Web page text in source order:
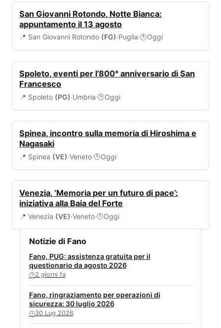
San Giovanni Rotondo, Notte Bianca:
appuntamento il 13 agosto
📍 San Giovanni Rotondo (FG)·Puglia·🕒Oggi
Spoleto, eventi per l’800° anniversario di San
Francesco
📍 Spoleto (PG)·Umbria·🕒Oggi
Spinea, incontro sulla memoria di Hiroshima e
Nagasaki
📍 Spinea (VE)·Veneto·🕒Oggi
Venezia, ‘Memoria per un futuro di pace’:
iniziativa alla Baia del Forte
📍 Venezia (VE)·Veneto·🕒Oggi
Notizie di Fano
Fano, PUG: assistenza gratuita per il
questionario da agosto 2026
🕒2 giorni fa
Fano, ringraziamento per operazioni di
sicurezza: 30 luglio 2026
🕒30 Lug 2026